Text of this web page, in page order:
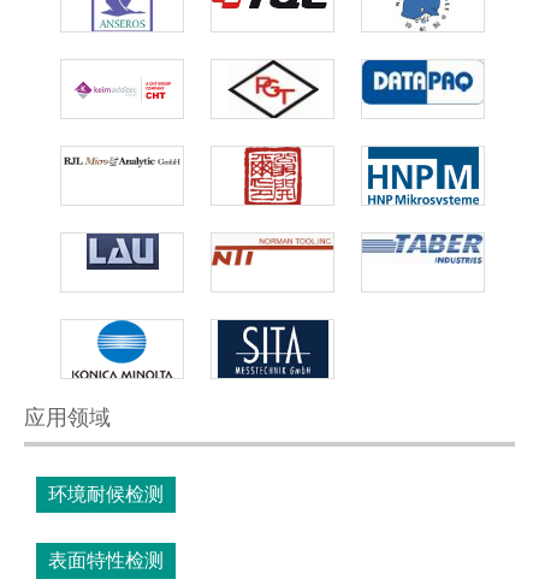
应用领域
环境耐候检测
表面特性检测